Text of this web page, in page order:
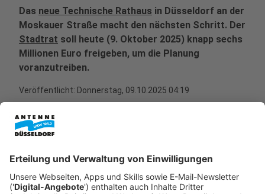
Das neue Technische Rathaus in Düsseldorf an der
Moskauer Straße macht den nächsten Schritt. Der
Stadtrat soll heute (9. Oktober 2025) knapp sechs
Millionen Euro freigeben, um die Planung
voranzutreiben.
Veröffentlicht: Donnerstag, 09.10.2025 04:19
Anzeige
Neues Rathaus: Planung läuft -
Nachhaltigkeit und moderne Arbeitsplätze